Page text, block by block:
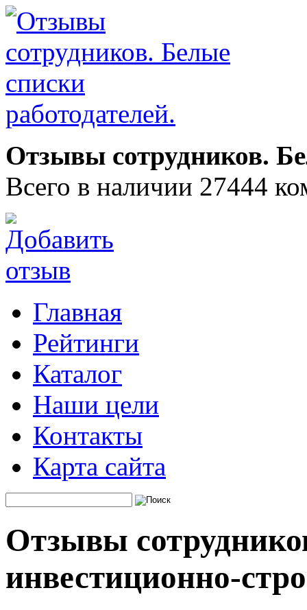
Отзывы сотрудников.
Всего в наличии 27444
Главная
Рейтинги
Каталог
Наши цели
Контакты
Карта сайта
Отзывы
инвестиционно-